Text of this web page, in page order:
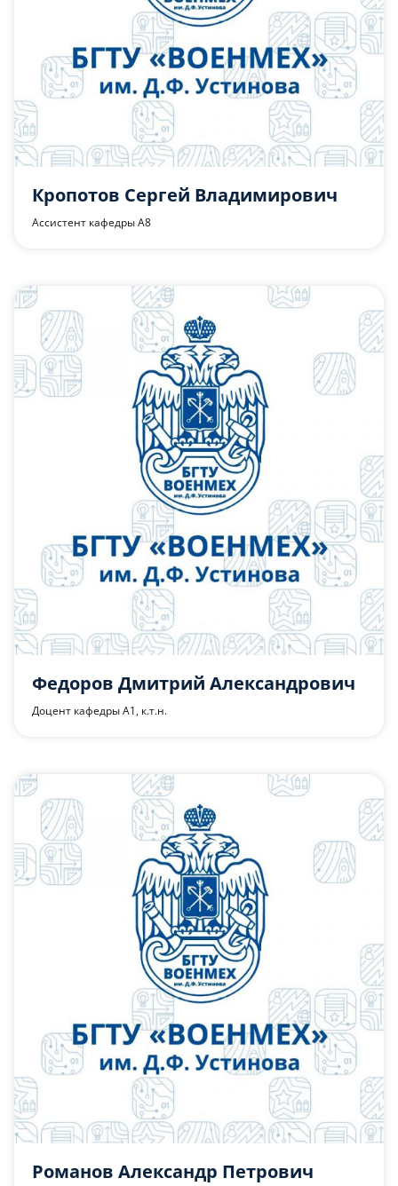
Кропотов Сергей Владимирович
Ассистент кафедры А8
Федоров Дмитрий Александрович
Доцент кафедры А1, к.т.н.
Романов Александр Петрович